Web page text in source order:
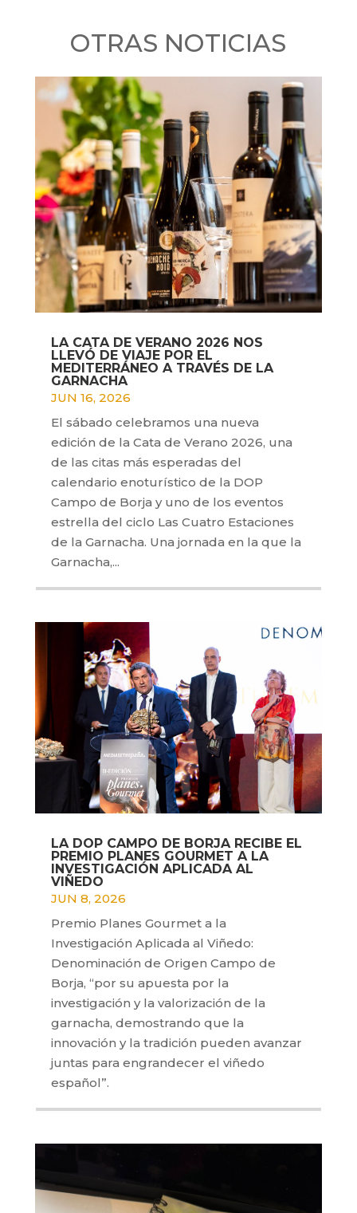
OTRAS NOTICIAS
LA CATA DE VERANO 2026 NOS
LLEVÓ DE VIAJE POR EL
MEDITERRÁNEO A TRAVÉS DE LA
GARNACHA
JUN 16, 2026
El sábado celebramos una nueva
edición de la Cata de Verano 2026, una
de las citas más esperadas del
calendario enoturístico de la DOP
Campo de Borja y uno de los eventos
estrella del ciclo Las Cuatro Estaciones
de la Garnacha. Una jornada en la que la
Garnacha,...
LA DOP CAMPO DE BORJA RECIBE EL
PREMIO PLANES GOURMET A LA
INVESTIGACIÓN APLICADA AL
VIÑEDO
JUN 8, 2026
Premio Planes Gourmet a la
Investigación Aplicada al Viñedo:
Denominación de Origen Campo de
Borja, “por su apuesta por la
investigación y la valorización de la
garnacha, demostrando que la
innovación y la tradición pueden avanzar
juntas para engrandecer el viñedo
español”.